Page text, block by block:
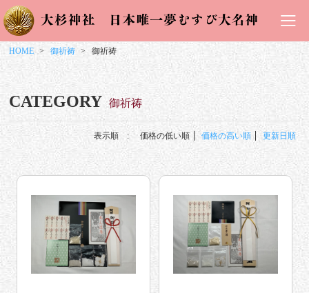
HOME 御祈祷 御祈祷
CATEGORY 御祈祷
表示順 : 価格の低い順 価格の高い順 更新日順